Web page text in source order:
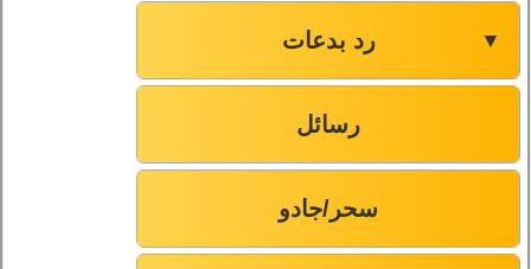
رد بدعات ▼
رسائل
سحر/جادو